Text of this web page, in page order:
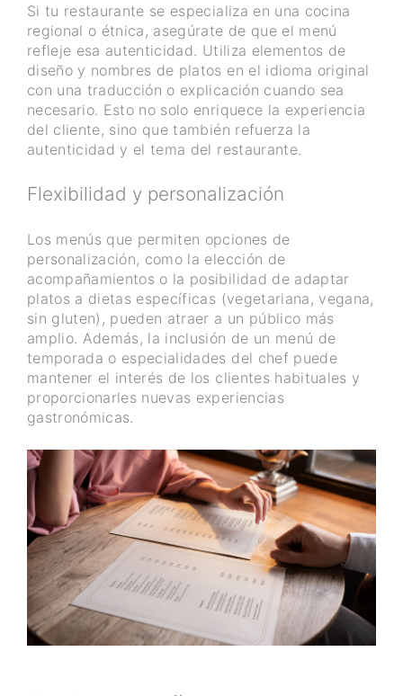
Si tu restaurante se especializa en una cocina
regional o étnica, asegúrate de que el menú
refleje esa autenticidad. Utiliza elementos de
diseño y nombres de platos en el idioma original
con una traducción o explicación cuando sea
necesario. Esto no solo enriquece la experiencia
del cliente, sino que también refuerza la
autenticidad y el tema del restaurante.
Flexibilidad y personalización
Los menús que permiten opciones de
personalización, como la elección de
acompañamientos o la posibilidad de adaptar
platos a dietas específicas (vegetariana, vegana,
sin gluten), pueden atraer a un público más
amplio. Además, la inclusión de un menú de
temporada o especialidades del chef puede
mantener el interés de los clientes habituales y
proporcionarles nuevas experiencias
gastronómicas.